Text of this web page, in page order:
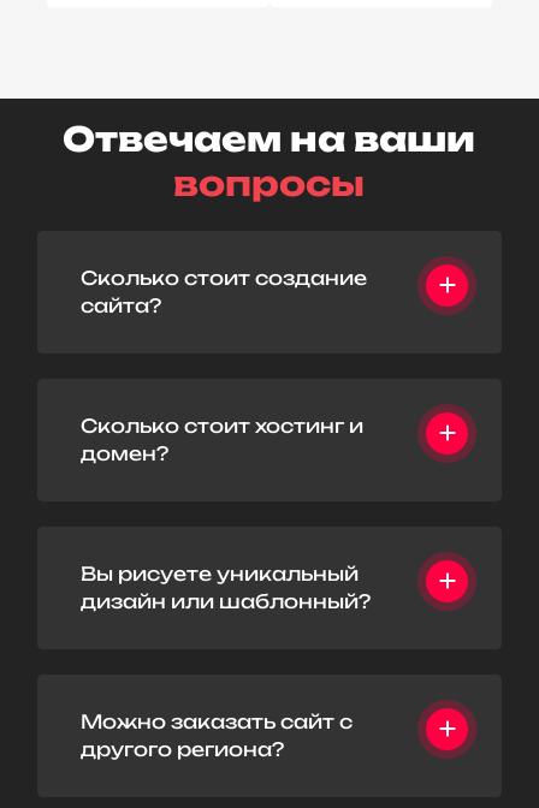
Отвечаем на ваши
вопросы
Сколько стоит создание
сайта?
Сколько стоит хостинг и
домен?
Вы рисуете уникальный
дизайн или шаблонный?
Можно заказать сайт с
другого региона?